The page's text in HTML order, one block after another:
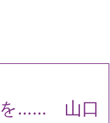
を…… 山口